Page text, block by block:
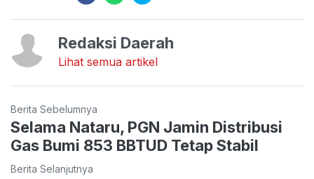
Redaksi Daerah
Lihat semua artikel
Berita Sebelumnya
Selama Nataru, PGN Jamin Distribusi
Gas Bumi 853 BBTUD Tetap Stabil
Berita Selanjutnya